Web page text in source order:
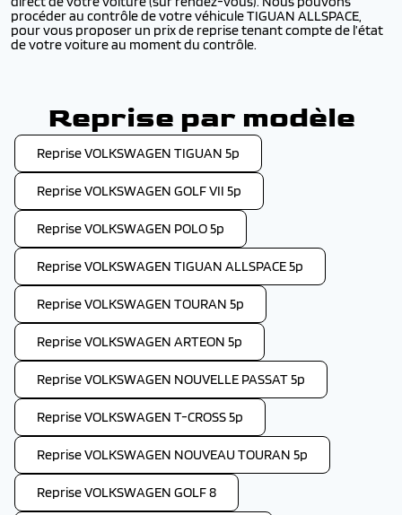
procéder au contrôle de votre véhicule TIGUAN ALLSPACE,
pour vous proposer un prix de reprise tenant compte de l’état
de votre voiture au moment du contrôle.
Reprise par modèle
Reprise VOLKSWAGEN TIGUAN 5p
Reprise VOLKSWAGEN GOLF VII 5p
Reprise VOLKSWAGEN POLO 5p
Reprise VOLKSWAGEN TIGUAN ALLSPACE 5p
Reprise VOLKSWAGEN TOURAN 5p
Reprise VOLKSWAGEN ARTEON 5p
Reprise VOLKSWAGEN NOUVELLE PASSAT 5p
Reprise VOLKSWAGEN T-CROSS 5p
Reprise VOLKSWAGEN NOUVEAU TOURAN 5p
Reprise VOLKSWAGEN GOLF 8